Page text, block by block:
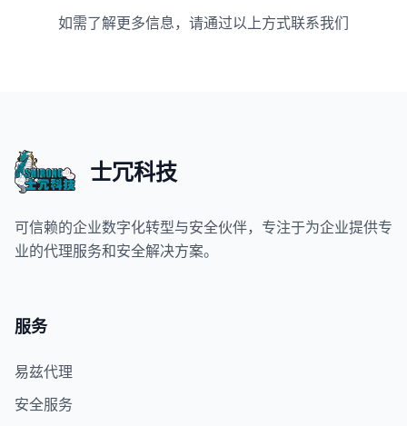
如需了解更多信息，请通过以上方式联系我们
士冗科技
可信赖的企业数字化转型与安全伙伴，专注于为企业提供专
业的代理服务和安全解决方案。
服务
易兹代理
安全服务